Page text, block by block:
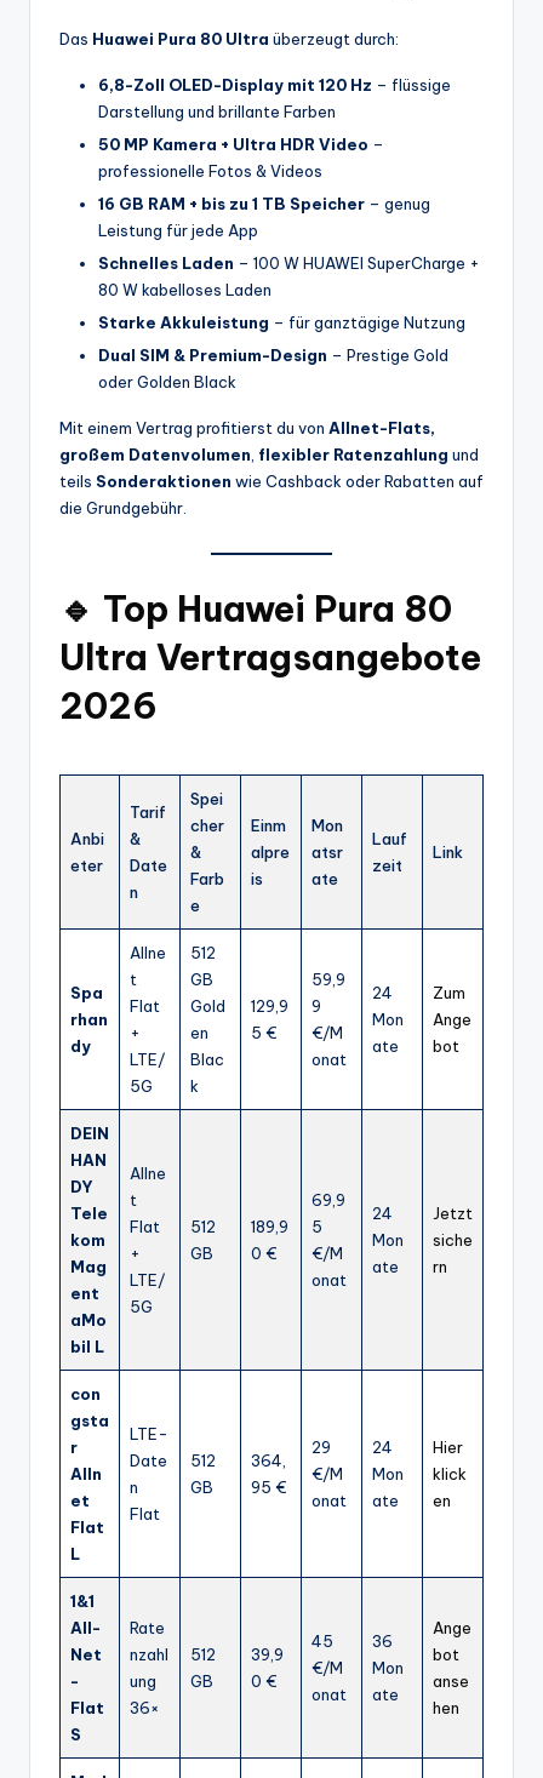
Das Huawei Pura 80 Ultra überzeugt durch:
6,8-Zoll OLED-Display mit 120 Hz – flüssige
Darstellung und brillante Farben
50 MP Kamera + Ultra HDR Video –
professionelle Fotos & Videos
16 GB RAM + bis zu 1 TB Speicher – genug
Leistung für jede App
Schnelles Laden – 100 W HUAWEI SuperCharge +
80 W kabelloses Laden
Starke Akkuleistung – für ganztägige Nutzung
Dual SIM & Premium-Design – Prestige Gold
oder Golden Black
Mit einem Vertrag profitierst du von Allnet-Flats,
großem Datenvolumen, flexibler Ratenzahlung und
teils Sonderaktionen wie Cashback oder Rabatten auf
die Grundgebühr.
🔹 Top Huawei Pura 80
Ultra Vertragsangebote
2026
Anbi
eter
Tarif
&
Date
n
Spei
cher
&
Farb
e
Einm
alpre
is
Mon
atsr
ate
Lauf
zeit
Link
Spa
rhan
dy
Allne
t
Flat
+
LTE/
5G
512
GB
Gold
en
Blac
k
129,9
5 €
59,9
9
€/M
onat
24
Mon
ate
Zum
Ange
bot
DEIN
HAN
DY
Tele
kom
Mag
ent
aMo
bil L
Allne
t
Flat
+
LTE/
5G
512
GB
189,9
0 €
69,9
5
€/M
onat
24
Mon
ate
Jetzt
siche
rn
con
gsta
r
Alln
et
Flat
L
LTE-
Date
n
Flat
512
GB
364,
95 €
29
€/M
onat
24
Mon
ate
Hier
klick
en
1&1
All-
Net
-
Flat
S
Rate
nzahl
ung
36×
512
GB
39,9
0 €
45
€/M
onat
36
Mon
ate
Ange
bot
anse
hen